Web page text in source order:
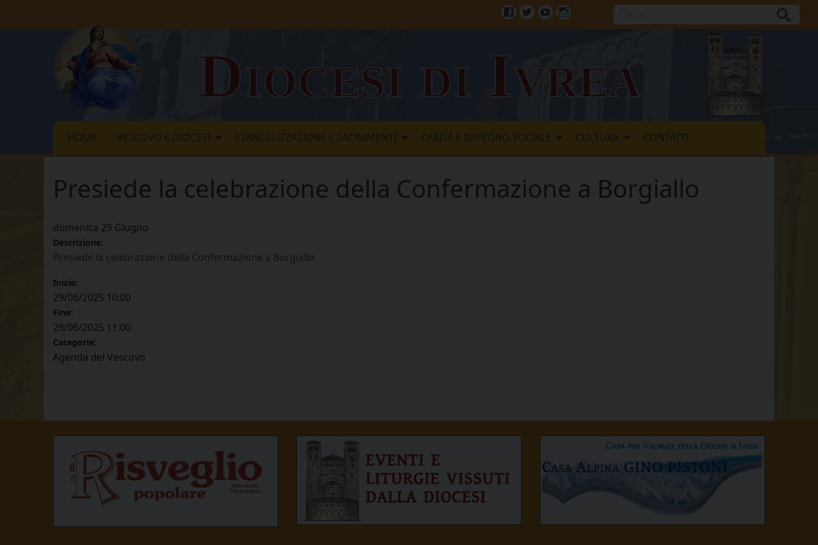
Diocesi di Ivrea
HOME VESCOVO E DIOCESI EVANGELIZZAZIONE E SACRAMENTI CARITÀ E IMPEGNO SOCIALE CULTURA CONTATTI
Presiede la celebrazione della Confermazione a Borgiallo
domenica 29 Giugno
Descrizione:
Presiede la celebrazione della Confermazione a Borgiallo
Inizio:
29/06/2025 10:00
Fine:
29/06/2025 11:00
Categorie:
Agenda del Vescovo